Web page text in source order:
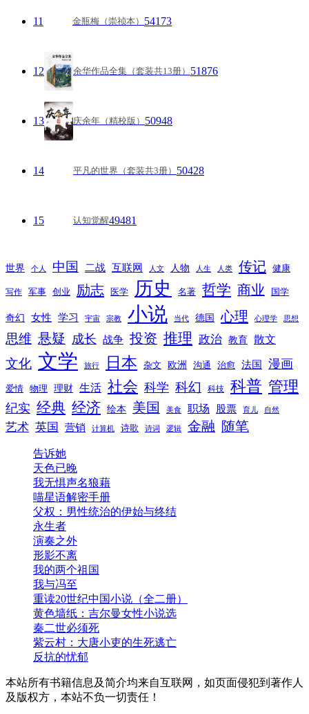
11 金瓶梅（崇祯本） 54173
12 余华作品全集（套装共13册） 51876
13 庆余年（精校版） 50948
14 平凡的世界（套装共3册） 50428
15 认知觉醒49481
世界 个人 中国 二战 互联网 人文 人物 人生 人类 传记 健康
写作 军事 创业 励志 医学 历史 名著 哲学 商业 国学
奇幻 女性 学习 宇宙 宗教 小说 当代 德国 心理 心理学 思想
思维 悬疑 成长 战争 投资 推理 政治 教育 散文
文化 文学 旅行 日本 杂文 欧洲 沟通 治愈 法国 漫画
爱情 物理 理财 生活 社会 科学 科幻 科技 科普 管理
纪实 经典 经济 绘本 美国 美食 职场 股票 育儿 自然
艺术 英国 营销 计算机 诗歌 诗词 逻辑 金融 随笔
告诉她
天色已晚
我无惧声名狼藉
喵星语解密手册
父权：男性统治的伊始与终结
永生者
演奏之外
形影不离
我的两个祖国
我与冯至
重读20世纪中国小说（全二册）
黄色墙纸：吉尔曼女性小说选
秦二世必须死
紫云村：大唐小吏的生死逃亡
反抗的忧郁
本站所有书籍信息及简介均来自互联网，如页面侵犯到著作人
及版权方，本站不负一切责任！